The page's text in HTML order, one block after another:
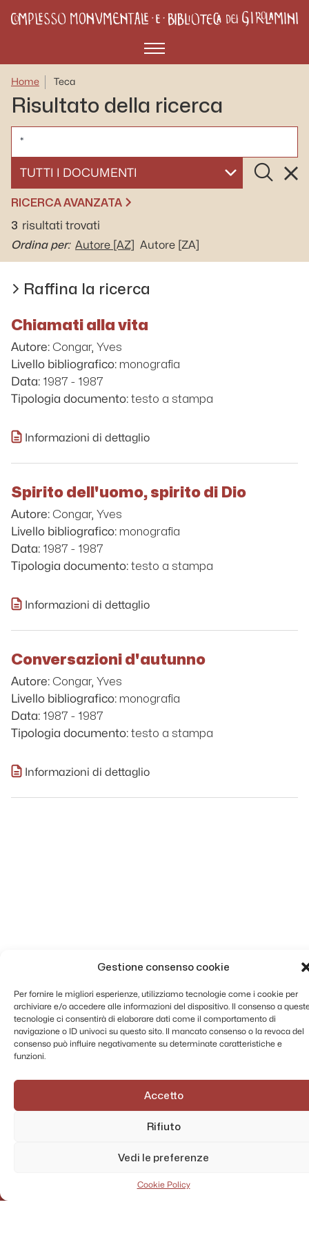
Gestione consenso cookie
Per fornire le migliori esperienze, utilizziamo tecnologie come i cookie per
archiviare e/o accedere alle informazioni del dispositivo. Il consenso a
tecnologie ci consentirà di elaborare dati come il comportamento di
navigazione o ID univoci su questo sito. Il mancato consenso o la revoca del
consenso può influire negativamente su determinate caratteristiche e
funzioni.
Accetto
Rifiuto
Vedi le preferenze
Cookie Policy
Menù
Home Teca
Risultato della ricerca
SELEZIONA UN DOCUMENTO
Cerca
RICERCA AVANZATA
3 risultati trovati
Ordina per: Autore [AZ] Autore [ZA]
Raffina la ricerca
Chiamati alla vita
Autore: Congar, Yves
Livello bibliografico: monografia
Data: 1987 - 1987
Tipologia documento: testo a stampa
Informazioni di dettaglio
Spirito dell'uomo, spirito di Dio
Autore: Congar, Yves
Livello bibliografico: monografia
Data: 1987 - 1987
Tipologia documento: testo a stampa
Informazioni di dettaglio
Conversazioni d'autunno
Autore: Congar, Yves
Livello bibliografico: monografia
Data: 1987 - 1987
Tipologia documento: testo a stampa
Informazioni di dettaglio